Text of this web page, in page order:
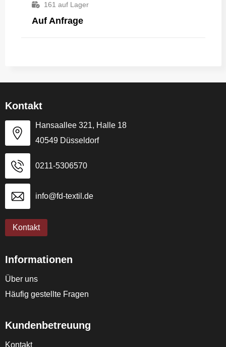
161 auf Lager
Auf Anfrage
Kontakt
Hansaallee 321, Halle 18
40549 Düsseldorf
0211-5306570
info@fd-textil.de
Kontakt
Informationen
Über uns
Häufig gestellte Fragen
Kundenbetreuung
Kontakt